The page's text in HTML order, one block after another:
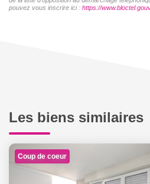
pouvez vous inscrire ici : https://
Les biens similaires
Coup de coeur